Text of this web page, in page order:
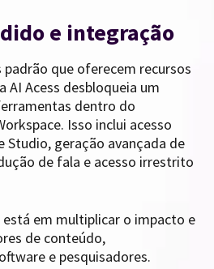
e integração
que oferecem recursos
AI Acess desbloqueia um
dentro do
Isso inclui acesso
Studio, geração avançada de
de fala e acesso irrestrito
em multiplicar o impacto e
de conteúdo,
e pesquisadores.